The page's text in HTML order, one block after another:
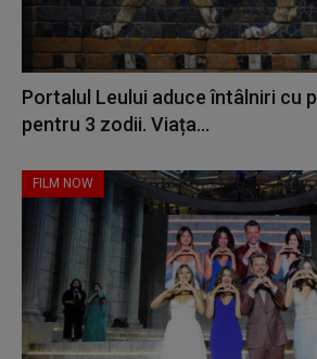
Portalul Leului aduce întâlniri cu
pentru 3 zodii. Viața...
FILM NOW